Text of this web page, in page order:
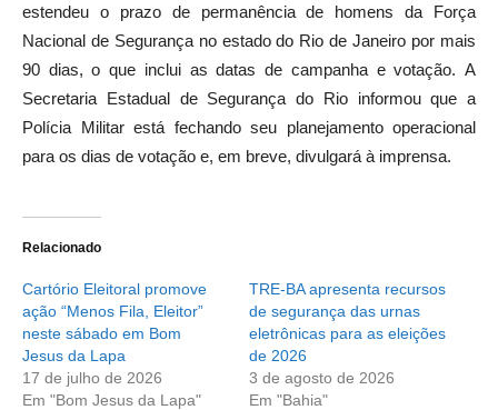
estendeu o prazo de permanência de homens da Força
Nacional de Segurança no estado do Rio de Janeiro por mais
90 dias, o que inclui as datas de campanha e votação. A
Secretaria Estadual de Segurança do Rio informou que a
Polícia Militar está fechando seu planejamento operacional
para os dias de votação e, em breve, divulgará à imprensa.
Relacionado
Cartório Eleitoral promove
ação “Menos Fila, Eleitor”
neste sábado em Bom
Jesus da Lapa
17 de julho de 2026
Em "Bom Jesus da Lapa"
TRE-BA apresenta recursos
de segurança das urnas
eletrônicas para as eleições
de 2026
3 de agosto de 2026
Em "Bahia"